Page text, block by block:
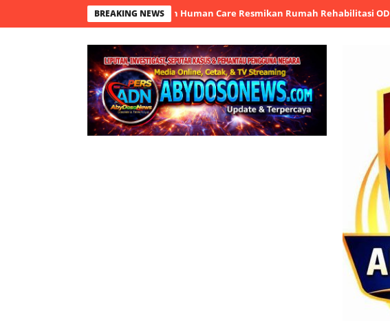
BREAKING NEWS
Harapan: Yunaniah Human Care Resmikan Rumah Rehabilitasi ODGJ di Lebak